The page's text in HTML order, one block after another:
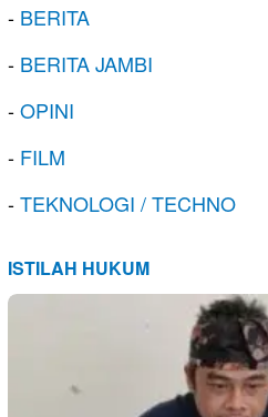
- BERITA
- BERITA JAMBI
-OPINI
- FILM
-TEKNOLOGI / TECHNO
ISTILAH HUKUM